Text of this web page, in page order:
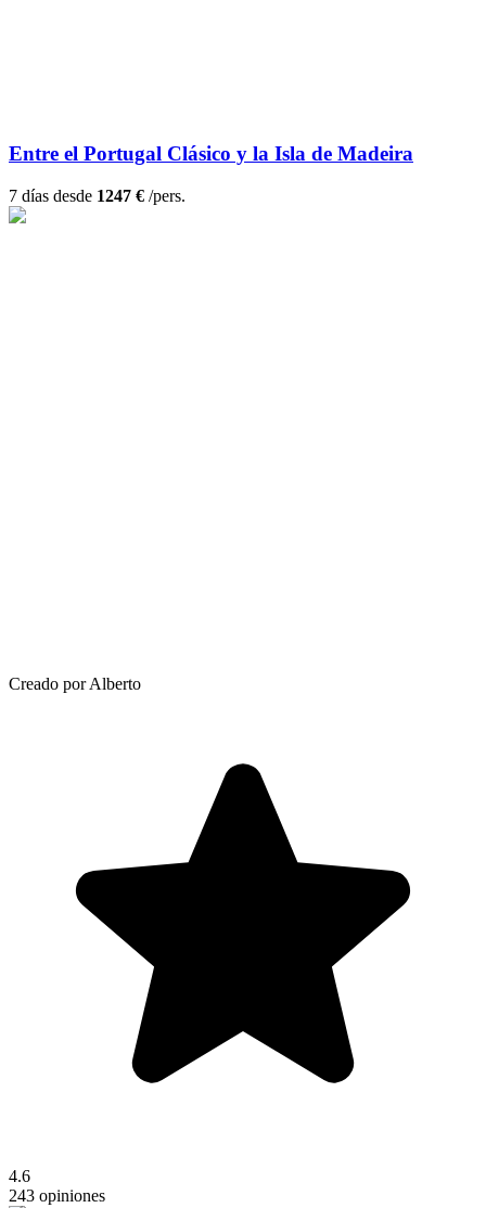
Entre el Portugal Clásico y la Isla de Madeira
7 días desde 1247 € /pers.
Creado por Alberto
4.6
243 opiniones